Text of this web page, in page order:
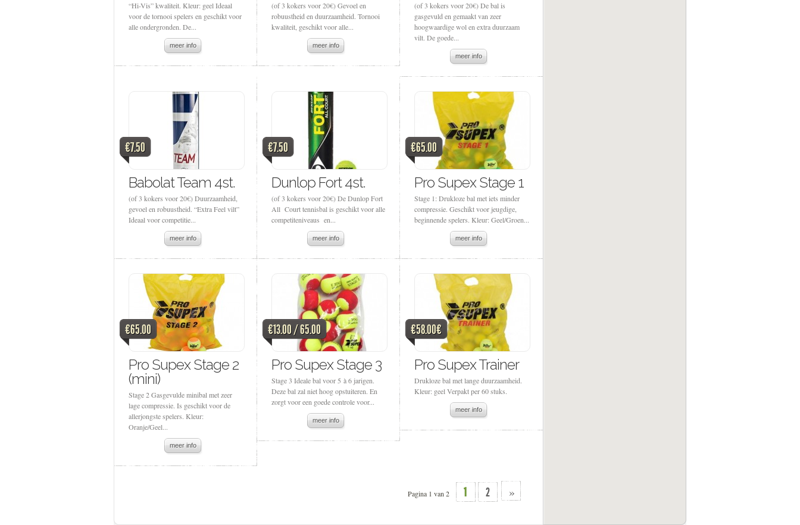
“Hi-Vis” kwaliteit. Kleur: geel Ideaal
voor de tornooi spelers en geschikt voor
alle ondergronden. De...
meer info
(of 3 kokers voor 20€) Gevoel en
robuustheid en duurzaamheid. Tornooi
kwaliteit, geschikt voor alle...
meer info
(of 3 kokers voor 20€) De bal is
gasgevuld en gemaakt van zeer
hoogwaardige wol en extra duurzaam
vilt. De goede...
meer info
€7.50
Babolat Team 4st.
(of 3 kokers voor 20€) Duurzaamheid,
gevoel en robuustheid. “Extra Feel vilt”
Ideaal voor competitie...
meer info
€7.50
Dunlop Fort 4st.
(of 3 kokers voor 20€) De Dunlop Fort
All Court tennisbal is geschikt voor alle
competiteniveaus en...
meer info
€65.00
Pro Supex Stage 1
Stage 1: Drukloze bal met iets minder
compressie. Geschikt voor jeugdige,
beginnende spelers. Kleur: Geel/Groen...
meer info
€65.00
Pro Supex Stage 2
(mini)
Stage 2 Gasgevulde minibal met zeer
lage compressie. Is geschikt voor de
allerjongste spelers. Kleur:
Oranje/Geel...
meer info
€13.00 / 65.00
Pro Supex Stage 3
Stage 3 Ideale bal voor 5 à 6 jarigen.
Deze bal zal niet hoog opstuiteren. En
zorgt voor een goede controle voor...
meer info
€58.00€
Pro Supex Trainer
Drukloze bal met lange duurzaamheid.
Kleur: geel Verpakt per 60 stuks.
meer info
Pagina 1 van 2 1 2 »